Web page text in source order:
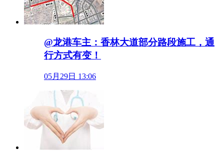
@龙港车主：香林大道部分路段施工，通
行方式有变！
05月29日 13:06